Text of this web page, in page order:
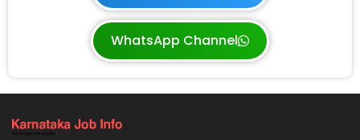
WhatsApp Channel